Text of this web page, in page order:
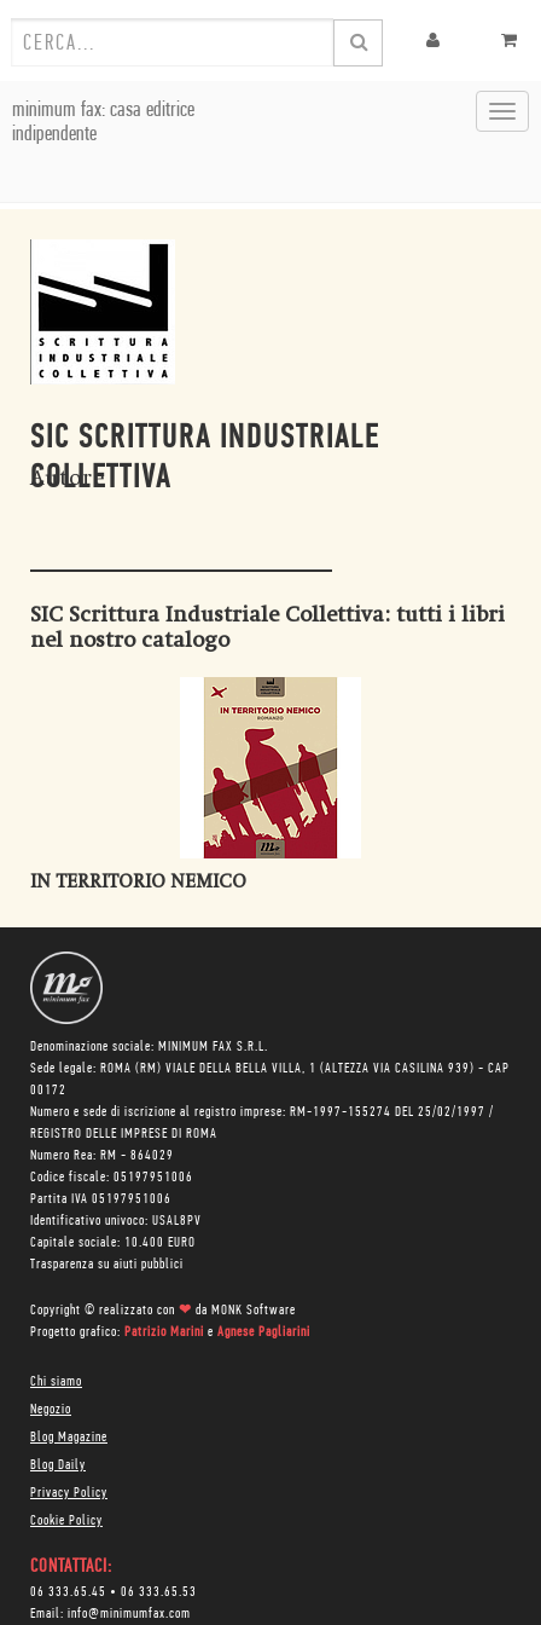
minimum fax: casa editrice
indipendente
SIC SCRITTURA INDUSTRIALE
COLLETTIVA
Autore
SIC Scrittura Industriale Collettiva: tutti i libri
nel nostro catalogo
IN TERRITORIO NEMICO
Denominazione sociale: MINIMUM FAX S.R.L.
Sede legale: ROMA (RM) VIALE DELLA BELLA VILLA, 1 (ALTEZZA VIA CASILINA 939) - CAP
00172
Numero e sede di iscrizione al registro imprese: RM-1997-155274 DEL 25/02/1997 /
REGISTRO DELLE IMPRESE DI ROMA
Numero Rea: RM - 864029
Codice fiscale: 05197951006
Partita IVA 05197951006
Identificativo univoco: USAL8PV
Capitale sociale: 10.400 EURO
Trasparenza su aiuti pubblici
Copyright © realizzato con ❤ da MONK Software
Progetto grafico: Patrizio Marini e Agnese Pagliarini
Chi siamo
Negozio
Blog Magazine
Blog Daily
Privacy Policy
Cookie Policy
CONTATTACI:
06 333.65.45 • 06 333.65.53
Email: info@minimumfax.com